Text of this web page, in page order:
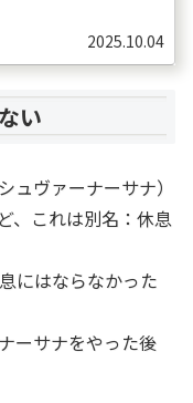
2025.10.04
い
ヴァーナーサナ）
、これは別名：休息
にはならなかった
ーサナをやった後